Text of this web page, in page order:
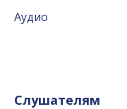
Аудио
Слушателям